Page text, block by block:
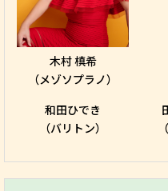
木村 槙希
（メゾソプラノ）
和田ひでき
（バリトン）